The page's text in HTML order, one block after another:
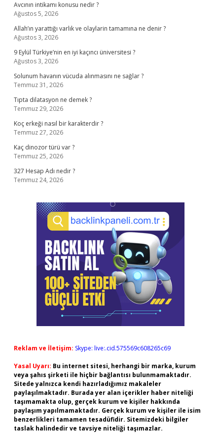
Avcının intikamı konusu nedir ?
Ağustos 5, 2026
Allah’ın yarattığı varlık ve olaylarin tamamına ne denir ?
Ağustos 3, 2026
9 Eylül Türkiye’nin en iyi kaçıncı üniversitesi ?
Ağustos 3, 2026
Solunum havanın vücuda alınmasını ne sağlar ?
Temmuz 31, 2026
Tıpta dilatasyon ne demek ?
Temmuz 29, 2026
Koç erkeği nasıl bir karakterdir ?
Temmuz 27, 2026
Kaç dinozor türü var ?
Temmuz 25, 2026
327 Hesap Adı nedir ?
Temmuz 24, 2026
Reklam ve İletişim: Skype: live:.cid.575569c608265c69
Yasal Uyarı: Bu internet sitesi, herhangi bir marka, kurum
veya şahıs şirketi ile hiçbir bağlantısı bulunmamaktadır.
Sitede yalnızca kendi hazırladığımız makaleler
paylaşılmaktadır. Burada yer alan içerikler haber niteliği
taşımamakta olup, gerçek kurum ve kişiler hakkında
paylaşım yapılmamaktadır. Gerçek kurum ve kişiler ile isim
benzerlikleri tamamen tesadüfidir. Sitemizdeki bilgiler
taslak halindedir ve tavsiye niteliği taşımazlar.